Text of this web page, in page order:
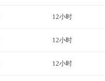
12小时
12小时
12小时